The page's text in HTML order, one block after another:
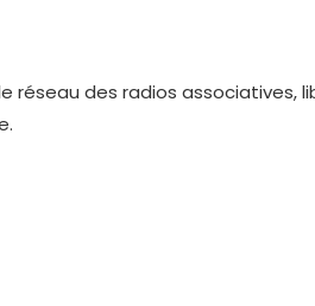
réseau des radios